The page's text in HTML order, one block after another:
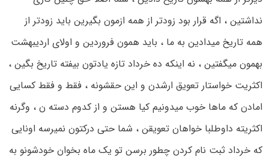
نداشتین ، اگه قرار بود زودتر از همه ازمون بگیرین باید زودتر از
همه تاریخ میدادین به ما ، باید همون فروردین و اولای اردیبهشت
بهمون میگفتین ، نه اینکه ده خرداد تازه یادتون بیفته تاریخ بگین ،
اکثریت خواستار تعویق ارشدن و این حقشونه ، فقط و فقط کسایی
امادن که ماها خوب میدونیم کیا هستن و از کدوم دسته ن ، وگرنه
اکثریته داوطلبا خواهان تعویقن ، شما حتی درکتون نمیرسه اونایی
که خرداد ثبت نام کردن چطور برسن تو یک ماه بخوان خودشونو به